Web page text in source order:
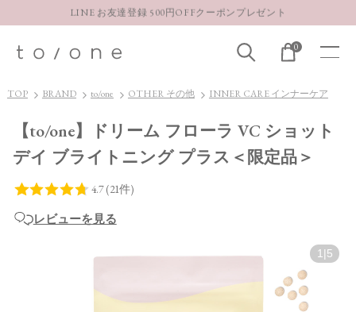
LINE お友達登録 500円OFFクーポンプレゼント
お得な定期購入コースはこちら
LINE お友達登録 500円OFFクーポンプレゼント
0
TOP BRAND to/one OTHER その他 INNER CARE インナーケア
【to/one】ドリーム フローラ VC ショット
デイ ブライトニング プラス＜限定品＞
レビューを見る
1 5